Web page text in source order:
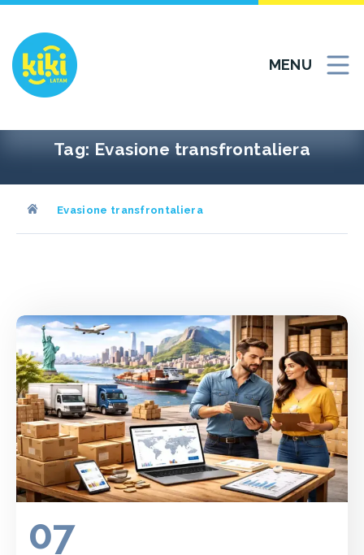
Vai
contenuto
MENU
Tag: Evasione transfrontaliera
Evasione transfrontaliera
07